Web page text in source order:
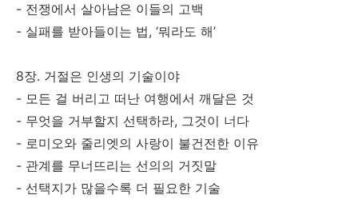
- 전쟁에서 살아남은 이들의 고백
- 실패를 받아들이는 법, ‘뭐라도 해’
8장. 거절은 인생의 기술이야
- 모든 걸 버리고 떠난 여행에서 깨달은 것
- 무엇을 거부할지 선택하라, 그것이 너다
- 로미오와 줄리엣의 사랑이 불건전한 이유
- 관계를 무너뜨리는 선의의 거짓말
- 선택지가 많을수록 더 필요한 기술